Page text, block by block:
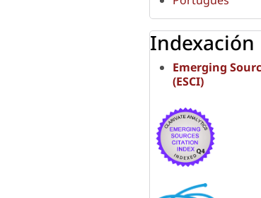
Indexación
Emerging
(ESCI)